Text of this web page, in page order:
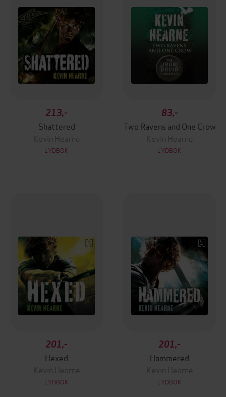
213,-
Shattered
Kevin Hearne
LYDBOK
83,-
Two Ravens and One Crow
Kevin Hearne
LYDBOK
201,-
Hexed
Kevin Hearne
LYDBOK
201,-
Hammered
Kevin Hearne
LYDBOK